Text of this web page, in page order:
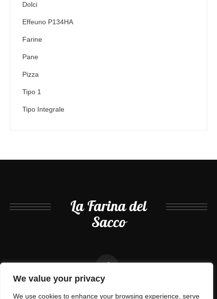
We value your privacy
We use cookies to enhance your browsing experience, serve
Dolci
Effeuno P134HA
Farine
Pane
Pizza
Tipo 1
Tipo Integrale
La Farina del
Sacco